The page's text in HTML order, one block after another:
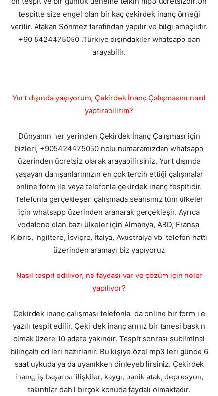
tespitte size engel olan bir kaç çekirdek inanç örneği
verilir. Atakan Sönmez tarafından yapılır ve bilgi amaçlıdır.
+90 5424475050 .Türkiye dışındakiler whatsapp dan
arayabilir.
Yurt dışında yaşıyorum, Çekirdek İnanç Çalışmasını nasıl
yaptırabilirim?
Dünyanın her yerinden Çekirdek İnanç Çalışması için
bizleri, +905424475050 nolu numaramızdan whatsapp
üzerinden ücretsiz olarak arayabilirsiniz. Yurt dışında
yaşayan danışanlarımızın en çok tercih ettiği çalışmalar
online form ile veya telefonla çekirdek inanç tespitidir.
Telefonla gerçekleşen çalışmada seansınız tüm ülkeler
için whatsapp üzerinden aranarak gerçekleşir. Ayrıca
Vodafone olan bazı ülkeler için Almanya, ABD, Fransa,
Kıbrıs, İngiltere, İsviçre, İtalya, Avustralya vb. telefon hattı
üzerinden aramayı biz yapıyoruz
Nasıl tespit ediliyor, ne faydası var ve çözüm için neler
yapılıyor?
Çekirdek inanç çalışması telefonla da online bir form ile
yazılı tespit edilir. Çekirdek inançlarınız bir tanesi baskın
olmak üzere 10 adete yakındır. Tespit sonrası subliminal
bilinçaltı cd leri hazırlanır. Bu kişiye özel mp3 leri günde 6
saat uykuda ya da uyanıkken dinleyebilirsiniz. Çekirdek
inanç; iş başarısı, ilişkiler, kaygı, panik atak, depresyon,
takıntılar dahil birçok konuda faydalı olmaktadır.